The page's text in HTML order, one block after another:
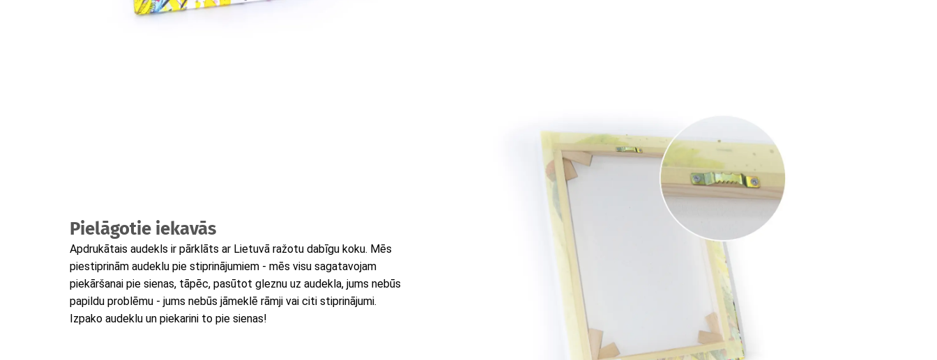
Pielāgotie iekavās
Apdrukātais audekls ir pārklāts ar Lietuvā ražotu dabīgu koku. Mēs
piestiprinām audeklu pie stiprinājumiem - mēs visu sagatavojam
piekāršanai pie sienas, tāpēc, pasūtot gleznu uz audekla, jums nebūs
papildu problēmu - jums nebūs jāmeklē rāmji vai citi stiprinājumi.
Izpako audeklu un piekarini to pie sienas!